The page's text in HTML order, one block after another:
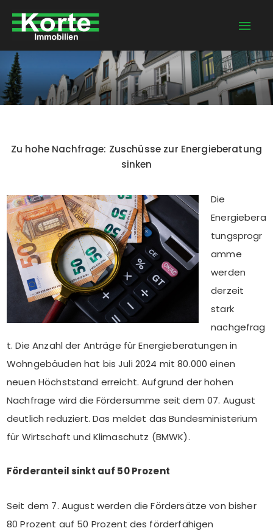
Inhalt
Zu hohe Nachfrage: Zuschüsse zur Energieberatung
sinken
Die
Energiebera
tungsprogr
amme
werden
derzeit
stark
nachgefrag
t. Die Anzahl der Anträge für Energieberatungen in
Wohngebäuden hat bis Juli 2024 mit 80.000 einen
neuen Höchststand erreicht. Aufgrund der hohen
Nachfrage wird die Fördersumme seit dem 07. August
deutlich reduziert. Das meldet das Bundesministerium
für Wirtschaft und Klimaschutz (BMWK).
Förderanteil sinkt auf 50 Prozent
Seit dem 7. August werden die Fördersätze von bisher
80 Prozent auf 50 Prozent des förderfähigen